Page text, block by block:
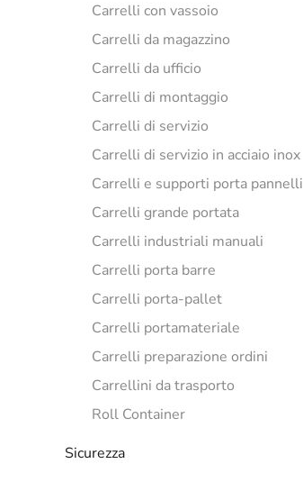
Carrelli con vassoio
Carrelli da magazzino
Carrelli da ufficio
Carrelli di montaggio
Carrelli di servizio
Carrelli di servizio in acciaio inox
Carrelli e supporti porta pannelli
Carrelli grande portata
Carrelli industriali manuali
Carrelli porta barre
Carrelli porta-pallet
Carrelli portamateriale
Carrelli preparazione ordini
Carrellini da trasporto
Roll Container
Sicurezza